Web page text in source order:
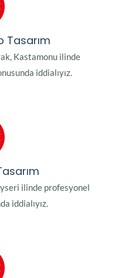
Tasarım
Kastamonu ilinde
iddialıyız.
ilinde profesyonel
iddialıyız.